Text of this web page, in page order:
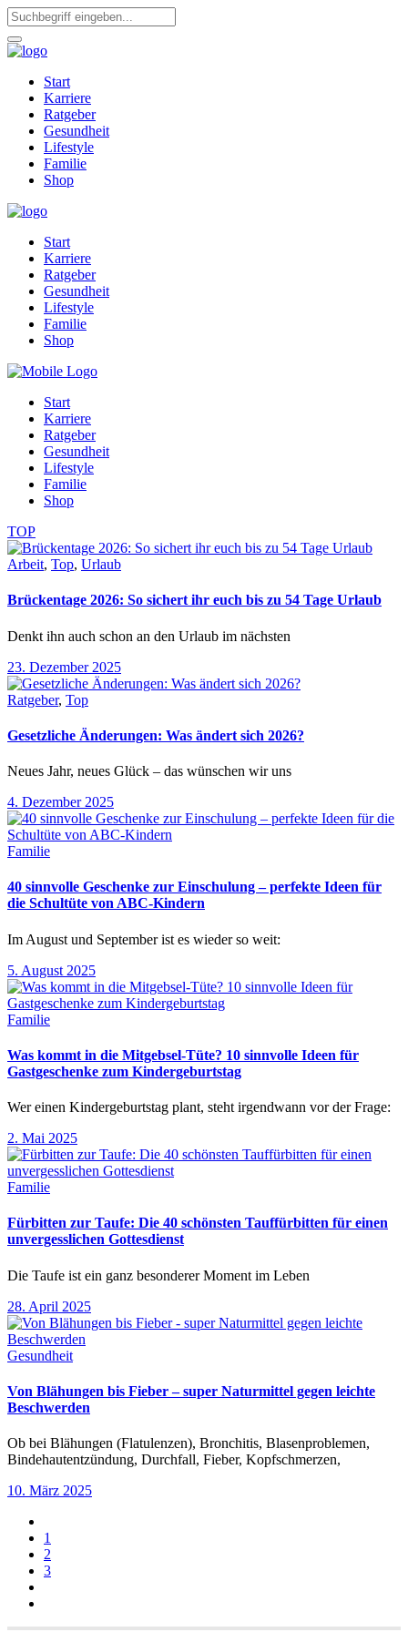
Start
Karriere
Ratgeber
Gesundheit
Lifestyle
Familie
Shop
Start
Karriere
Ratgeber
Gesundheit
Lifestyle
Familie
Shop
Start
Karriere
Ratgeber
Gesundheit
Lifestyle
Familie
Shop
TOP
Arbeit, Top, Urlaub
Brückentage 2026: So sichert ihr euch bis zu 54 Tage Urlaub
Denkt ihn auch schon an den Urlaub im nächsten
23. Dezember 2025
Ratgeber, Top
Gesetzliche Änderungen: Was ändert sich 2026?
Neues Jahr, neues Glück – das wünschen wir uns
4. Dezember 2025
Familie
40 sinnvolle Geschenke zur Einschulung – perfekte Ideen für
die Schultüte von ABC-Kindern
Im August und September ist es wieder so weit:
5. August 2025
Familie
Was kommt in die Mitgebsel-Tüte? 10 sinnvolle Ideen für
Gastgeschenke zum Kindergeburtstag
Wer einen Kindergeburtstag plant, steht irgendwann vor der Frage:
2. Mai 2025
Familie
Fürbitten zur Taufe: Die 40 schönsten Tauffürbitten für einen
unvergesslichen Gottesdienst
Die Taufe ist ein ganz besonderer Moment im Leben
28. April 2025
Gesundheit
Von Blähungen bis Fieber – super Naturmittel gegen leichte
Beschwerden
Ob bei Blähungen (Flatulenzen), Bronchitis, Blasenproblemen,
Bindehautentzündung, Durchfall, Fieber, Kopfschmerzen,
10. März 2025
1
2
3